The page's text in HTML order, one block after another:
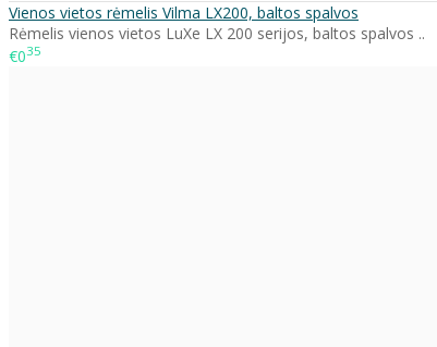
Vienos vietos rėmelis Vilma LX200, baltos spalvos
Rėmelis vienos vietos LuXe LX 200 serijos, baltos spalvos ..
€035